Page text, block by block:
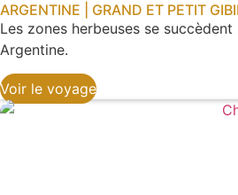
ARGENTINE | GRAND ET PETIT
Les zones herbeuses se
Argentine.
Voir le voyage